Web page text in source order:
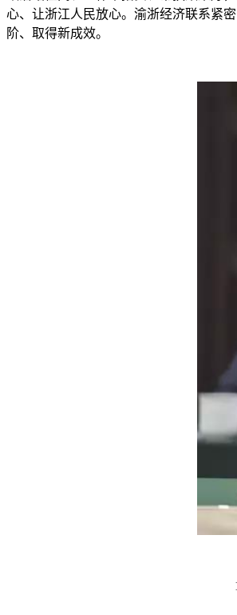
心、让浙江人民放心。渝浙经济联系紧
阶、取得新成效。